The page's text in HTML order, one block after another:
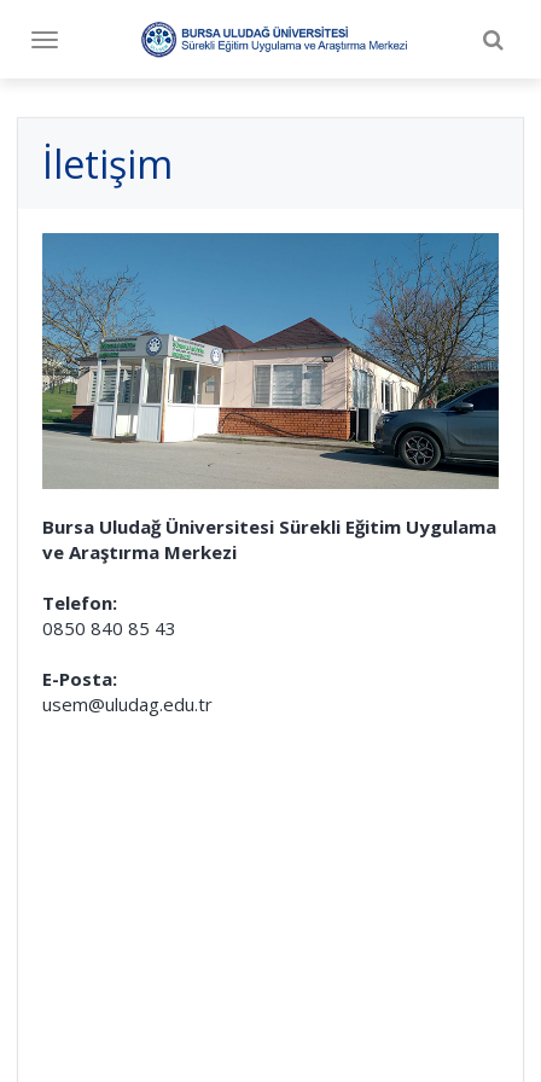
Toggle
İletişim
Bursa Uludağ Üniversitesi Sürekli Eğitim Uygulama
ve Araştırma Merkezi
Telefon:
0850 840 85 43
E-Posta:
usem@uludag.edu.tr